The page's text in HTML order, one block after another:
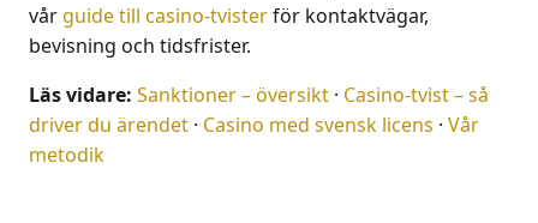
vår guide till casino-tvisterför kontaktvägar,
bevisning och tidsfrister.
Läs vidare: Sanktioner – översikt · Casino-tvist – så
driver du ärendet · Casino med svensk licens · Vår
metodik